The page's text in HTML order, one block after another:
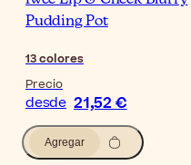
Pudding Pot
13colores
Precio
desde 21,52 €
Agregar